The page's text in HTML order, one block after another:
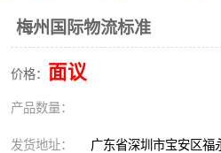
梅州国际物流标准
价格： 面议
产品数量：
发货地址： 广东省深圳市宝安区福